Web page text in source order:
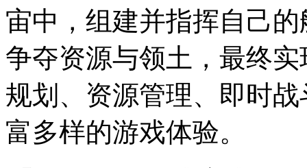
宙中，组建并指挥自己
争夺资源与领土，最终
规划、资源管理、即时
富多样的游戏体验。